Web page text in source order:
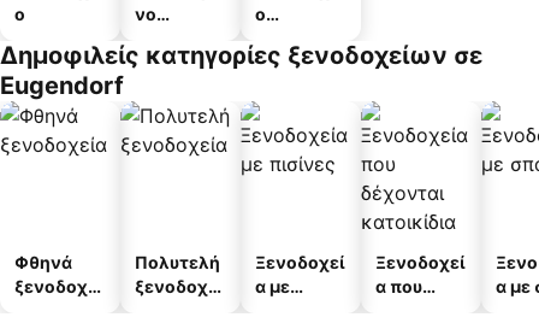
ο
νο
α
ο
άτων
Δημοφιλείς κατηγορίες ξενοδοχείων σε
Eugendorf
Φθηνά
ξενοδοχεί
Πολυτελή
ξενοδοχεί
Ξενοδοχεί
α με
Ξενοδοχεί
α που
α με